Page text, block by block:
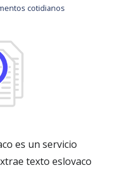
cotidianos
es un servicio
texto eslovaco